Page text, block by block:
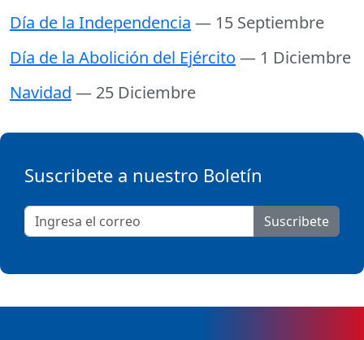
Día de la Independencia — 15 Septiembre
Día de la Abolición del Ejército — 1 Diciembre
Navidad — 25 Diciembre
Suscribete a nuestro Boletín
Suscribete